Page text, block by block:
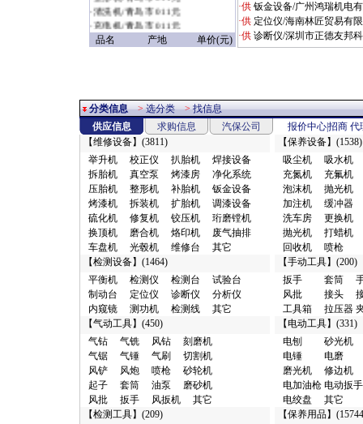
· 清洗机/青岛市 011元
· 充电机/青岛市 011元
扳手/赣州市 09028元
·电磨/郑州市 1.8元
·焊接设备/郑州市 1.8元
·喷枪/郑州市 1.8元
·配件附件/商丘市 10元
·电器仪表/广州市 10元
·缓冲器/郑州市 10元
·检漏仪/武汉市 10元
·发动机配件/廊坊市 10元
·转向配件/广州市 10元
·清洗设备/沧州市 10元
· 传动配件/其它地区 10元
车身附件/广州市 10元
·油水分离/廊坊市 10元
·风钻/廊坊市 10元
· 上光剂/东莞市 10元
· 行走配件/广州市 10元
·制动配件/广州市 10元
·检测仪/丰台区 10元
·横向件及其它/广州市 10元
·其它类/西安市 100元
·汽车漆/广州市 100元
·烟度计/和平区 100元
品名 产地 单价(元)
·供 钣金设备/广州鸿瑞机电
·供 定位仪/海南林匠贸易有
·供 诊断仪/深圳市正德友邦
分类信息>选分类>找信息
供应信息
求购信息 汽保公司 报价中心招商 代
【维修设备】(3811)
举升机
校正仪 扒胎机
焊接设备
拆胎机
真空泵 烤漆房
净化系统
压胎机
整形机 补胎机
钣金设备
烤漆机
拆装机 扩胎机
调漆设备
硫化机
修复机 铰压机
珩磨镗机
换顶机
磨合机 烙印机
废气抽排
车盘机
光毂机 维修台
其它
【检测设备】(1464)
平衡机
检测仪 检测台
试验台
制动台
定位仪 诊断仪
分析仪
内窥镜
测功机 检测线
其它
【气动工具】(450)
气钻
气铣 风钻
刻磨机
气锯
气锤 气刷
切割机
风铲
风炮 喷枪
砂轮机
起子
套筒 油泵
磨砂机
风批
扳手 风扳机
其它
【检测工具】(209)
【保养设备】(1538)
吸尘机
吸水机
充氮机
充氟机
泡沫机
抛光机
加注机
缓冲器
洗车房
更换机
抛光机
打蜡机
回收机
喷枪
【手动工具】(200)
扳手
套筒
风批
接头
工具箱
拉压器
【电动工具】(331)
电刨
砂光机
电锤
电磨
磨光机
修边机
电加油枪 电动扳手
电绞盘
其它
【保养用品】